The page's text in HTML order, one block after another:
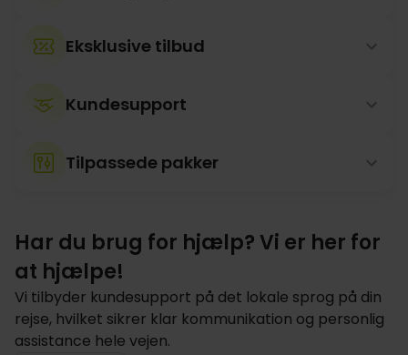
Eksklusive tilbud
Kundesupport
Tilpassede pakker
Har du brug for hjælp? Vi er her for
at hjælpe!
Vi tilbyder kundesupport på det lokale sprog på din
rejse, hvilket sikrer klar kommunikation og personlig
assistance hele vejen.